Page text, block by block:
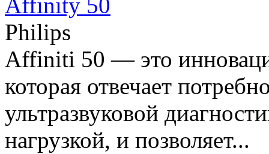
Affinity 50
Philips
Affiniti 50 — это
которая отвечает
ультразвуковой
нагрузкой, и позволяет...